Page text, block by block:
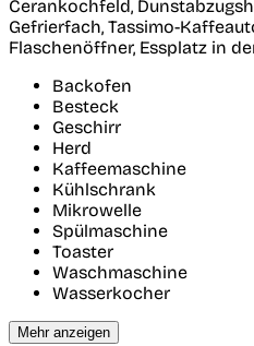
Cerankochfeld,
Gefrierfach, Tassimo-
Flaschenöffner, Essplatz in
Backofen
Besteck
Geschirr
Herd
Kaffeemaschine
Kühlschrank
Mikrowelle
Spülmaschine
Toaster
Waschmaschine
Wasserkocher
Mehr anzeigen